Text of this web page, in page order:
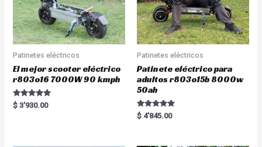
Patinetes eléctricos
El mejor scooter eléctrico
r803o16 7000W 90 kmph
Rated
5.00
$ 3'930.00
Patinetes eléctricos
Patinete eléctrico para
adultos r803o15b 8000w
50ah
Rated
5.00
$ 4'845.00